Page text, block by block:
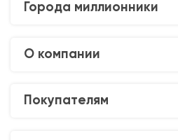
Города миллионники
О компании
Покупателям